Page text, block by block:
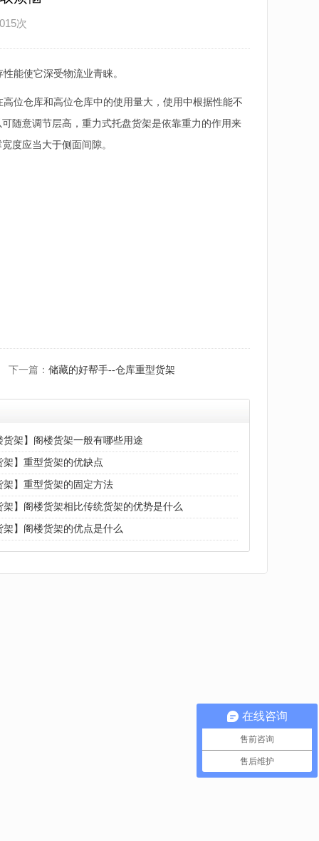
次
能使它深受物流业青睐。
位仓库和高位仓库中的使用量大，使用中根据性能不
随意调节层高，重力式托盘货架是依靠重力的作用来
度应当大于侧面间隙。
下一篇： 储藏的好帮手--仓库重型货架
货架】阁楼货架一般有哪些用途
架】重型货架的优缺点
架】重型货架的固定方法
架】阁楼货架相比传统货架的优势是什么
架】阁楼货架的优点是什么
在线咨询
售前咨询
售后维护